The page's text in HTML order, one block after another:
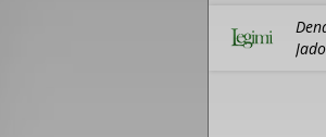
Zawsze jesteście
pensjonacie Garstek i w ich historiach.Bawcie się